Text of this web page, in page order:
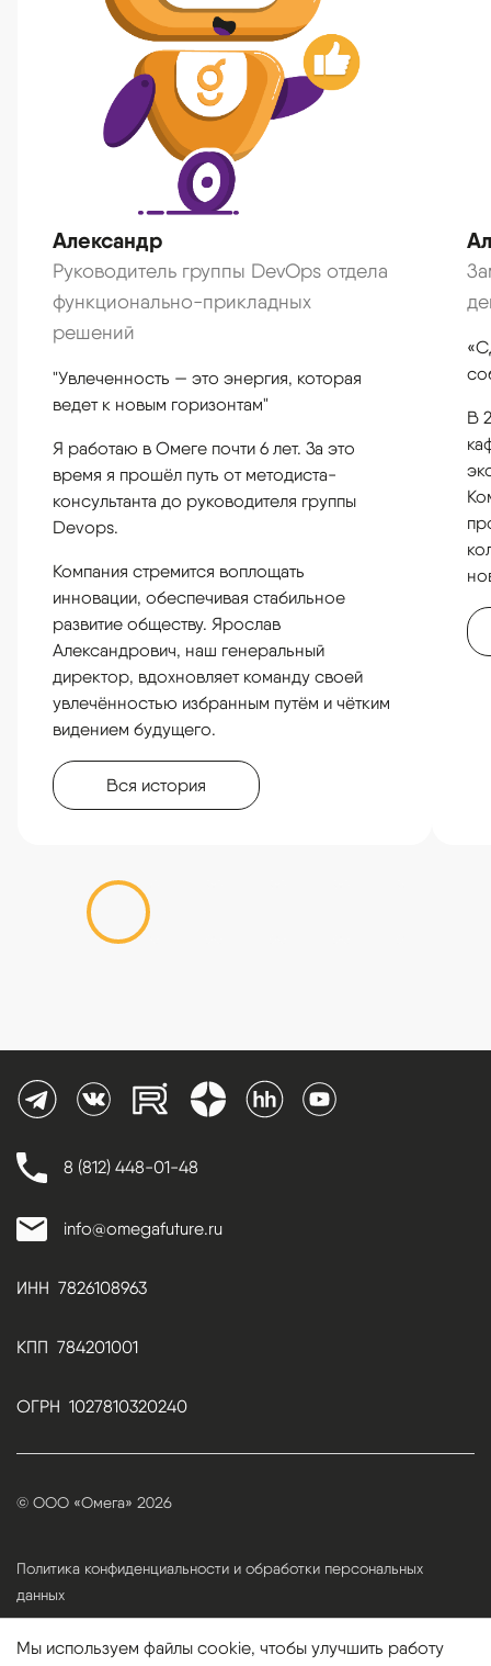
Александр
Руководитель группы DevOps отдела
функционально-прикладных
решений
"Увлеченность — это энергия, которая
ведет к новым горизонтам"
Я работаю в Омеге почти 6 лет. За это
время я прошёл путь от методиста-
консультанта до руководителя группы
Devops.
Компания стремится воплощать
инновации, обеспечивая стабильное
развитие обществу. Ярослав
Александрович, наш генеральный
директор, вдохновляет команду своей
увлечённостью избранным путём и чётким
видением будущего.
Вся история
В
8 (812) 448-01-48
info@omegafuture.ru
ИНН 7826108963
КПП 784201001
ОГРН 1027810320240
© ООО «Омега» 2026
Политика конфиденциальности и обработки персональных
данных
Обработка персональных данных
Мы используем файлы cookie, чтобы улучшить работу